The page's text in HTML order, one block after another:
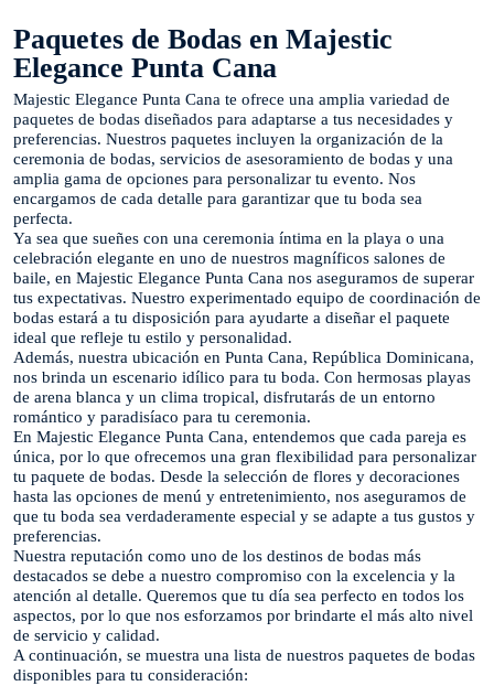
Paquetes de Bodas en Majestic
Elegance Punta Cana
Majestic Elegance Punta Cana te ofrece una amplia variedad de
paquetes de bodas diseñados para adaptarse a tus necesidades y
preferencias. Nuestros paquetes incluyen la organización de la
ceremonia de bodas, servicios de asesoramiento de bodas y una
amplia gama de opciones para personalizar tu evento. Nos
encargamos de cada detalle para garantizar que tu boda sea
perfecta.
Ya sea que sueñes con una ceremonia íntima en la playa o una
celebración elegante en uno de nuestros magníficos salones de
baile, en Majestic Elegance Punta Cana nos aseguramos de superar
tus expectativas. Nuestro experimentado equipo de coordinación de
bodas estará a tu disposición para ayudarte a diseñar el paquete
ideal que refleje tu estilo y personalidad.
Además, nuestra ubicación en Punta Cana, República Dominicana,
nos brinda un escenario idílico para tu boda. Con hermosas playas
de arena blanca y un clima tropical, disfrutarás de un entorno
romántico y paradisíaco para tu ceremonia.
En Majestic Elegance Punta Cana, entendemos que cada pareja es
única, por lo que ofrecemos una gran flexibilidad para personalizar
tu paquete de bodas. Desde la selección de flores y decoraciones
hasta las opciones de menú y entretenimiento, nos aseguramos de
que tu boda sea verdaderamente especial y se adapte a tus gustos y
preferencias.
Nuestra reputación como uno de los destinos de bodas más
destacados se debe a nuestro compromiso con la excelencia y la
atención al detalle. Queremos que tu día sea perfecto en todos los
aspectos, por lo que nos esforzamos por brindarte el más alto nivel
de servicio y calidad.
A continuación, se muestra una lista de nuestros paquetes de bodas
disponibles para tu consideración: